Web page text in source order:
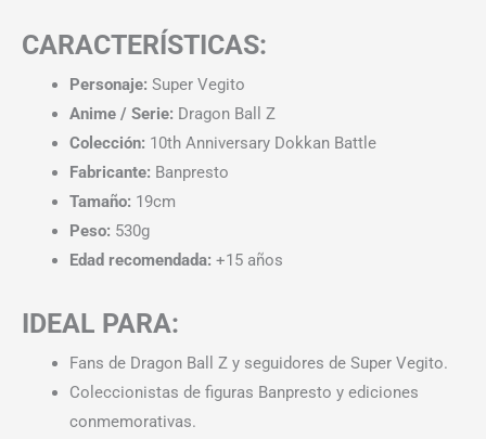
CARACTERÍSTICAS:
Personaje: Super Vegito
Anime / Serie: Dragon Ball Z
Colección: 10th Anniversary Dokkan Battle
Fabricante: Banpresto
Tamaño: 19cm
Peso: 530g
Edad recomendada: +15 años
IDEAL PARA:
Fans de Dragon Ball Z y seguidores de Super Vegito.
Coleccionistas de figuras Banpresto y ediciones
conmemorativas.